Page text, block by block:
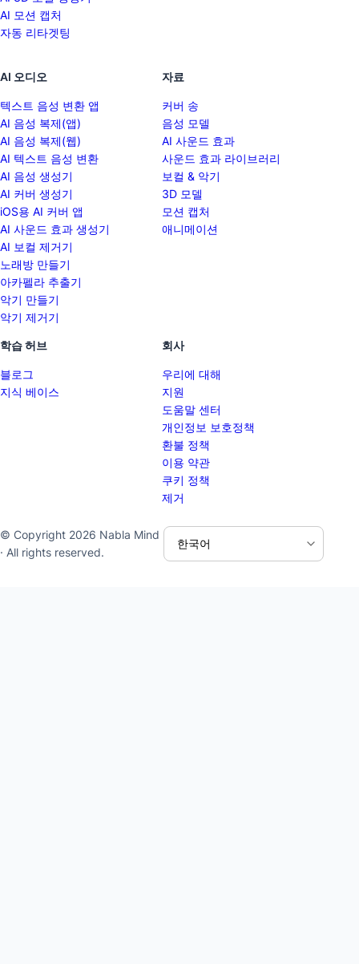
AI 모션 캡처
자동 리타겟팅
AI 오디오
텍스트 음성 변환 앱
AI 음성 복제(앱)
AI 음성 복제(웹)
AI 텍스트 음성 변환
AI 음성 생성기
AI 커버 생성기
iOS용 AI 커버 앱
AI 사운드 효과 생성기
AI 보컬 제거기
노래방 만들기
아카펠라 추출기
악기 만들기
악기 제거기
자료
커버 송
음성 모델
AI 사운드 효과
사운드 효과 라이브러리
보컬 & 악기
3D 모델
모션 캡처
애니메이션
학습 허브
블로그
지식 베이스
회사
우리에 대해
지원
도움말 센터
개인정보 보호정책
환불 정책
이용 약관
쿠키 정책
제거
© Copyright 2026 Nabla Mind
· All rights reserved.